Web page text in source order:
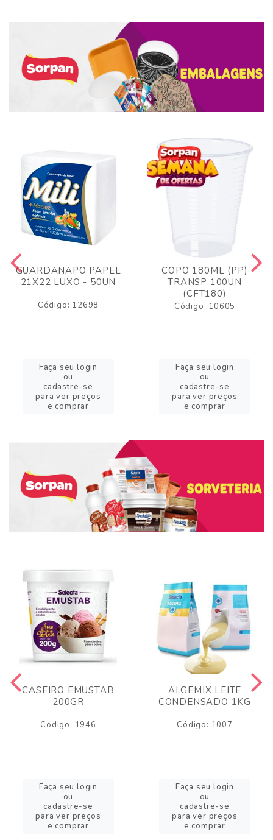
GUARDANAPO PAPEL
21X22 LUXO - 50UN
Código: 12698
Faça seu login
ou
cadastre-se
para ver preços
e comprar
COPO 180ML (PP)
TRANSP 100UN
(CFT180)
Código: 10605
Faça seu login
ou
cadastre-se
para ver preços
e comprar
CASEIRO EMUSTAB
200GR
Código: 1946
Faça seu login
ou
cadastre-se
para ver preços
e comprar
ALGEMIX LEITE
CONDENSADO 1KG
Código: 1007
Faça seu login
ou
cadastre-se
para ver preços
e comprar